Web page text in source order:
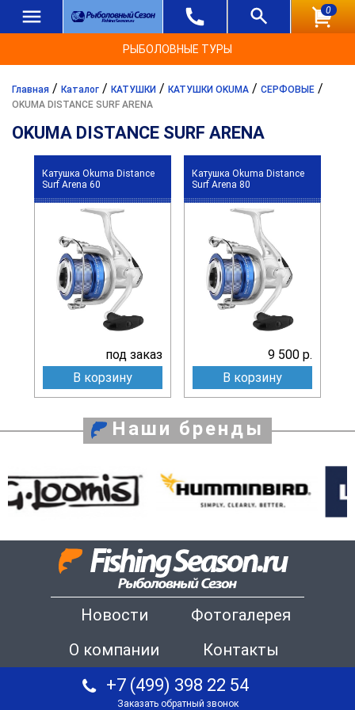
0
РЫБОЛОВНЫЕ ТУРЫ
Главная / Каталог / КАТУШКИ / КАТУШКИ OKUMA / СЕРФОВЫЕ /
OKUMA DISTANCE SURF ARENA
OKUMA DISTANCE SURF ARENA
Катушка Okuma Distance
Surf Arena 60
под заказ
В корзину
Катушка Okuma Distance
Surf Arena 80
9 500 р.
В корзину
Наши бренды
Новости
Фотогалерея
О компании
Контакты
+7 (499) 398 22 54
Заказать обратный звонок